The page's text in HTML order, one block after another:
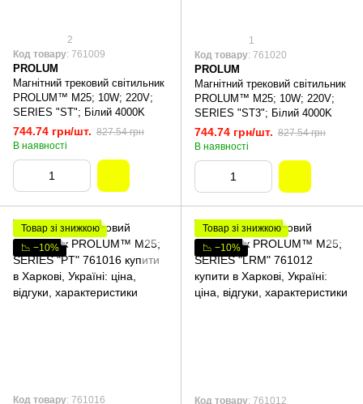
2
Код товару: 761009
PROLUM
Магнітний трековий світильник
PROLUM™ M25; 10W; 220V;
SERIES "ST"; Білий 4000K
744.74 грн/шт. 827.54 грн
В наявності
1
Код товару: 761020
PROLUM
Магнітний трековий світильник
PROLUM™ M25; 10W; 220V;
SERIES "ST3"; Білий 4000K
744.74 грн/шт. 827.54 грн
В наявності
Товар зі знижкою
📉 −10%
Код товару: 761016
Товар зі знижкою
📉 −10%
Код товару: 761012